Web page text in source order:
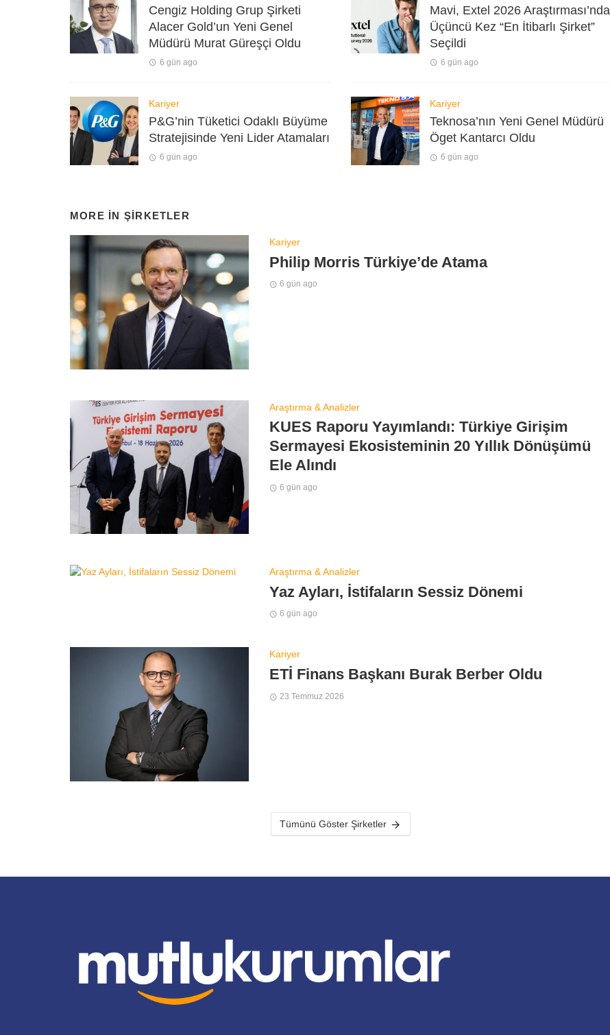
Cengiz Holding Grup Şirketi
Alacer Gold’un Yeni Genel
Müdürü Murat Güreşçi Oldu
6 gün ago
Kariyer
P&G’nin Tüketici Odaklı Büyüme
Stratejisinde Yeni Lider Atamaları
6 gün ago
Mavi, Extel 2026 Araştırması’nda
Üçüncü Kez “En İtibarlı Şirket”
Seçildi
6 gün ago
Kariyer
Teknosa’nın Yeni Genel Müdürü
Öget Kantarcı Oldu
6 gün ago
MORE IN ŞIRKETLER
Kariyer
Philip Morris Türkiye’de Atama
6 gün ago
Araştırma & Analizler
KUES Raporu Yayımlandı: Türkiye Girişim
Sermayesi Ekosisteminin 20 Yıllık Dönüşümü
Ele Alındı
6 gün ago
Araştırma & Analizler
Yaz Ayları, İstifaların Sessiz Dönemi
6 gün ago
Kariyer
ETİ Finans Başkanı Burak Berber Oldu
23 Temmuz 2026
Tümünü Göster Şirketler